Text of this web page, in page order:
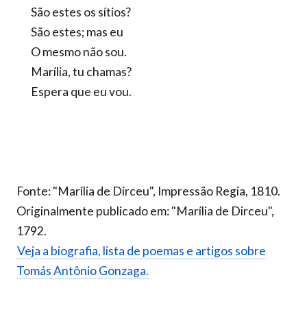
São estes os sítios?
São estes; mas eu
O mesmo não sou.
Marília, tu chamas?
Espera que eu vou.
Fonte: "Marília de Dirceu", Impressão Regia, 1810.
Originalmente publicado em: "Marília de Dirceu",
1792.
Veja a biografia, lista de poemas e artigos sobre
Tomás Antônio Gonzaga.